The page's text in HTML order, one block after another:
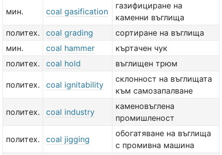
мин. coal gasification
газифициране на
каменни въглища
политех.
coal grading
сортиране на въглища
мин.
coal hammer
къртачен чук
политех.
coal hold въглищен трюм
политех. coal ignitability
склонност на въглищата
към самозапалване
политех. coal industry
каменовъглена
промишленост
политех. coal jigging
обогатяване на въглища
с промивна машина